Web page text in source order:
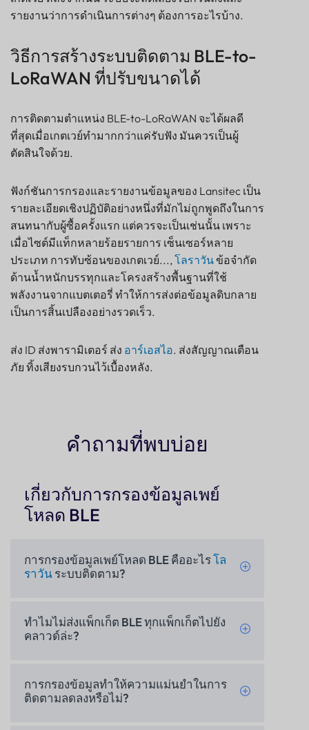
รายงานว่าการดำเนินการต่างๆ ต้องการอะไรบ้าง.
วิธีการสร้างระบบติดตาม BLE-to-
LoRaWAN ที่ปรับขนาดได้
การติดตามตำแหน่ง BLE-to-LoRaWAN จะได้ผลดี
ที่สุดเมื่อเกตเวย์ทำมากกว่าแค่รับฟัง มันควรเป็นผู้
ตัดสินใจด้วย.
ฟังก์ชันการกรองและรายงานข้อมูลของ Lansitec เป็น
รายละเอียดเชิงปฏิบัติอย่างหนึ่งที่มักไม่ถูกพูดถึงในการ
สนทนากับผู้ซื้อครั้งแรก แต่ควรจะเป็นเช่นนั้น เพราะ
เมื่อไซต์มีแท็กหลายร้อยรายการ เซ็นเซอร์หลาย
ประเภท การทับซ้อนของเกตเวย์..., โลราวันข้อจำกัด
ด้านน้ำหนักบรรทุกและโครงสร้างพื้นฐานที่ใช้
พลังงานจากแบตเตอรี่ ทำให้การส่งต่อข้อมูลดิบกลาย
เป็นการสิ้นเปลืองอย่างรวดเร็ว.
ส่ง ID ส่งพารามิเตอร์ ส่ง อาร์เอสไอ. ส่งสัญญาณเตือน
ภัย ทิ้งเสียงรบกวนไว้เบื้องหลัง.
คำถามที่พบบ่อย
เกี่ยวกับการกรองข้อมูลเพย์
โหลด BLE
การกรองข้อมูลเพย์โหลด BLE คืออะไรโล
ราวันระบบติดตาม?
ทำไมไม่ส่งแพ็กเก็ต BLE ทุกแพ็กเก็ตไปยัง
คลาวด์ล่ะ?
การกรองข้อมูลทำให้ความแม่นยำในการ
ติดตามลดลงหรือไม่?